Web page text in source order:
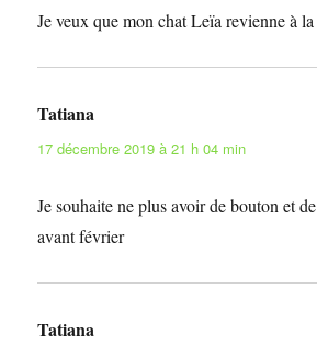
Je veux que mon chat Leïa revienne à
Tatiana
17 décembre 2019 à 21 h 04 min
Je souhaite ne plus avoir de bouton et
avant février
Tatiana